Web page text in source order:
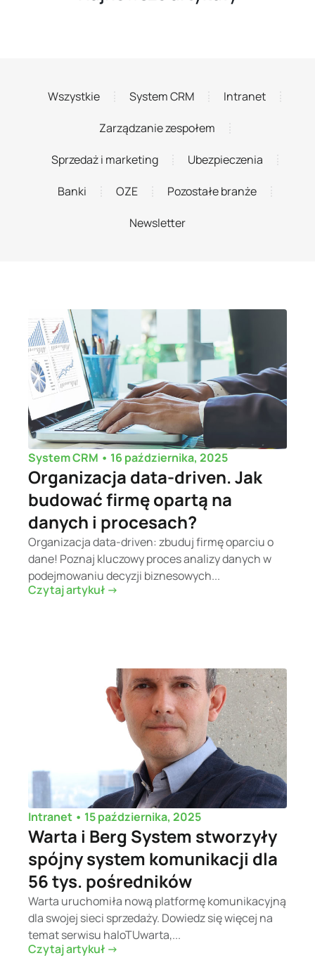
Wszystkie System CRM Intranet
Zarządzanie zespołem
Sprzedaż i marketing Ubezpieczenia
Banki OZE Pozostałe branże
Newsletter
System CRM • 16 października, 2025
Organizacja data-driven. Jak
budować firmę opartą na
danych i procesach?
Organizacja data-driven: zbuduj firmę oparciu o
dane! Poznaj kluczowy proces analizy danych w
podejmowaniu decyzji biznesowych...
Czytaj artykuł ->
Intranet • 15 października, 2025
Warta i Berg System stworzyły
spójny system komunikacji dla
56 tys. pośredników
Warta uruchomiła nową platformę komunikacyjną
dla swojej sieci sprzedaży. Dowiedz się więcej na
temat serwisu haloTUwarta,...
Czytaj artykuł ->